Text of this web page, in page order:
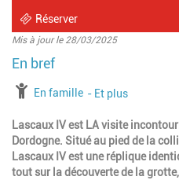
Réserver
Mis à jour le 28/03/2025
à partir de
En famille jusqu'à l'âge de
Et plus
Lascaux IV est LA visite
Dordogne. Situé au pied de la
Lascaux IV est une réplique
tout sur la découverte de la